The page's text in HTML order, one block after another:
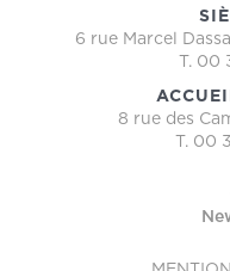
6 rue Marcel
T. 00
8 rue des
T. 00